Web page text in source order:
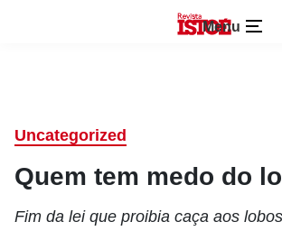
Menu
Uncategorized
Quem tem medo do
Fim da lei que proibia caça aos